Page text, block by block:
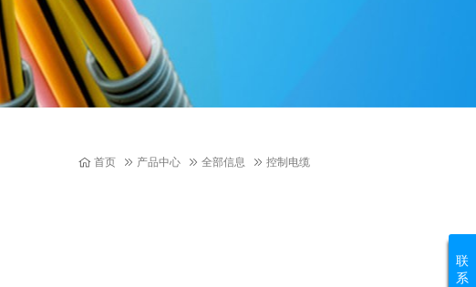
首页 产品中心 全部信息 控制电缆
联
系